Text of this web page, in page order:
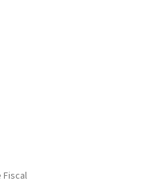
Fiscal